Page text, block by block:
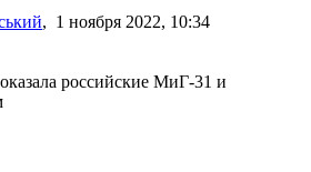
, 1 ноября 2022, 10:34